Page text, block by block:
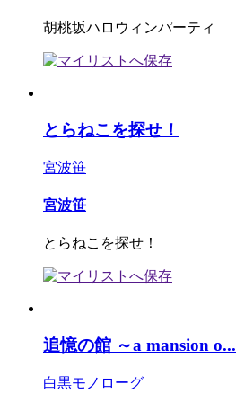
胡桃坂ハロウィンパーティ
とらねこを探せ！
宮波笹
宮波笹
とらねこを探せ！
追憶の館 ～a mansion o...
白黒モノローグ